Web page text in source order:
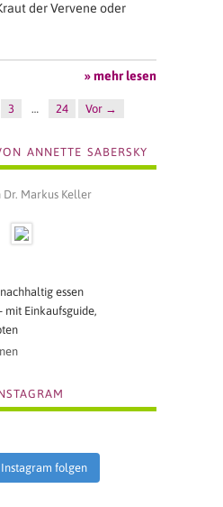
der Vervene oder
» mehr lesen
3 … 24 Vor →
ANNETTE SABERSKY
Markus Keller
essen
mit Einkaufsguide,
folgen